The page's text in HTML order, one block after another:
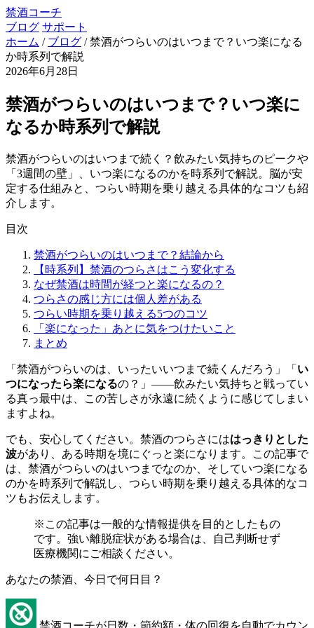
禁酒コーチ
ブログ サポート
ホーム / ブログ / 禁酒がつらいのはいつまで？いつ楽になる
か時系列で解説
2026年6月28日
禁酒がつらいのはいつまで？いつ楽に
なるか時系列で解説
禁酒がつらいのはいつまで続く？飲みたい気持ちのピークや
「3週間の壁」、いつ楽になるのかを時系列で解説。脳が安
定する仕組みと、つらい時期を乗り越える具体的なコツも紹
介します。
目次
禁酒がつらいのはいつまで？結論から
【時系列】禁酒のつらさはこう変化する
なぜ禁酒は時間が経つと楽になるの？
つらさの感じ方には個人差がある
つらい時期を乗り越える5つのコツ
「楽になった」あとに気をつけたいこと
まとめ
「禁酒がつらいのは、いったいいつまで続くんだろう」「 い
つになったら楽になるの？」——飲みたい気持ちと戦ってい
る真っ最中は、この苦しさが永遠に続くように感じてしまい
ますよね。
でも、安心してください。禁酒のつらさにははっきりとした
波があり、ある時期を境にぐっと楽になります。この記事で
は、禁酒がつらいのはいつまでなのか、そしていつ楽になる
のかを時系列で解説し、つらい時期を乗り越える具体的なコ
ツもお伝えします。
※この記事は一般的な情報提供を目的としたもの
です。強い離脱症状がある場合は、自己判断せず
医療機関にご相談ください。
あなたの禁酒、今日で何日目？
禁酒コーチが日数・節約額・体の回復を自動でカウン